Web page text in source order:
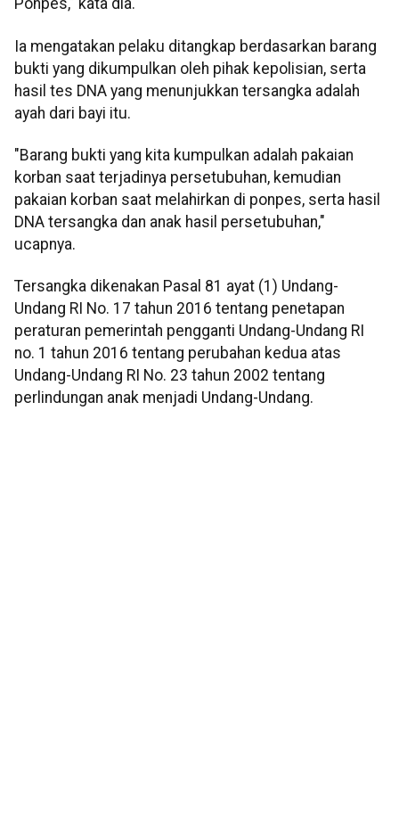
Ponpes," kata dia.
Ia mengatakan pelaku ditangkap berdasarkan barang
bukti yang dikumpulkan oleh pihak kepolisian, serta
hasil tes DNA yang menunjukkan tersangka adalah
ayah dari bayi itu.
"Barang bukti yang kita kumpulkan adalah pakaian
korban saat terjadinya persetubuhan, kemudian
pakaian korban saat melahirkan di ponpes, serta hasil
DNA tersangka dan anak hasil persetubuhan,"
ucapnya.
Tersangka dikenakan Pasal 81 ayat (1) Undang-
Undang RI No. 17 tahun 2016 tentang penetapan
peraturan pemerintah pengganti Undang-Undang RI
no. 1 tahun 2016 tentang perubahan kedua atas
Undang-Undang RI No. 23 tahun 2002 tentang
perlindungan anak menjadi Undang-Undang.